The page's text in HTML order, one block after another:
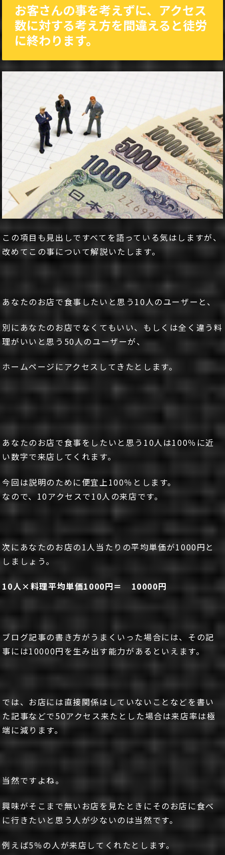
お客さんの事を考えずに、アクセス
数に対する考え方を間違えると徒労
に終わります。
この項目も見出しですべてを語っている気はしますが、
改めてこの事について解説いたします。
あなたのお店で食事したいと思う10人のユーザーと、
別にあなたのお店でなくてもいい、もしくは全く違う料
理がいいと思う50人のユーザーが、
ホームページにアクセスしてきたとします。
あなたのお店で食事をしたいと思う10人は100％に近
い数字で来店してくれます。
今回は説明のために便宜上100％とします。
なので、10アクセスで10人の来店です。
次にあなたのお店の1人当たりの平均単価が1000円と
しましょう。
10人×料理平均単価1000円＝ 10000円
ブログ記事の書き方がうまくいった場合には、その記
事には10000円を生み出す能力があるといえます。
では、お店には直接関係はしていないことなどを書い
た記事などで50アクセス来たとした場合は来店率は極
端に減ります。
当然ですよね。
興味がそこまで無いお店を見たときにそのお店に食べ
に行きたいと思う人が少ないのは当然です。
例えば5％の人が来店してくれたとします。